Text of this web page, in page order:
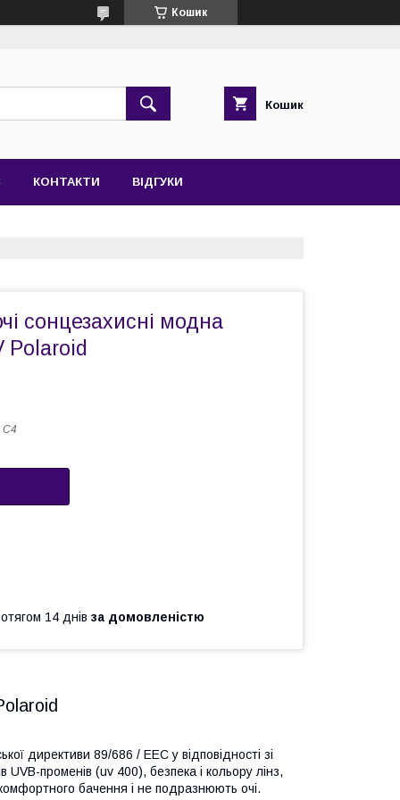
Кошик
Кошик
КОНТАКТИ ВІДГУКИ
сонцезахисні модна
Polaroid
C4
14 днів за домовленістю
директиви 89/686 / ЕЕС у відповідності зі
променів (uv 400), безпека і кольору лінз,
бачення і не подразнюють очі.